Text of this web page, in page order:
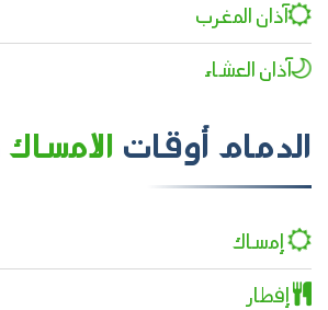
آذان المغرب
آذان العشاء
الدمام أوقات الامساك
إمساك
إفطار